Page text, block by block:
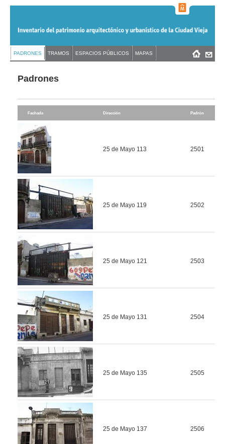
navigation
Back
topPadrones
Fachada Dirección Padrón
25 de Mayo 113 2501
25 de Mayo 119 2502
25 de Mayo 121 2503
25 de Mayo 131 2504
25 de Mayo 135 2505
25 de Mayo 137 2506
Back
toMenú
PADRONES TRAMOS ESPACIOS PÚBLICOS MAPAS